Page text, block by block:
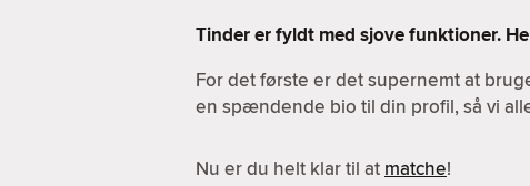
Tinder er fyldt med sjove funktioner.
For det første er det supernemt at
en spændende bio til din profil, så vi
Nu er du helt klar til at matche!